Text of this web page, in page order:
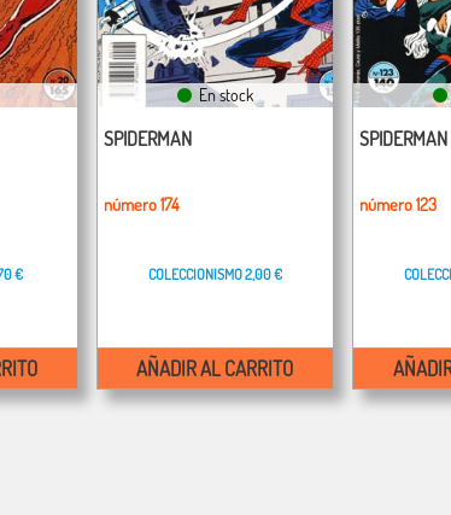
€
En stock
SPIDERMAN
número 174
COLECCIONISMO2,00 €
AÑADIR AL CARRITO
SPIDERMAN
número 123